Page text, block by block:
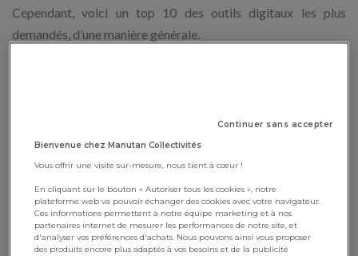
Cependant, voici un top 10 des outils digitaux les plus
demandés, d’une manière générale.
On connait le vidéo projecteur et le tableau blanc interactif
mais voici le représentant de la nouvelle génération des
écrans d’affichage dynamiqueà l’école : l’écran numérique
interactif, ouENI . S’il est particulièrement pertinent pour la
classe, c’est parce qu’il est à la fois une surface d’écriture et un
écran interactif de partage d’information. La
Continuer sans accepter
Bienvenue chez Manutan Collectivités
Vous offrir une visite sur-mesure, nous tient à cœur !
En cliquant sur le bouton « Autoriser tous les cookies », notre
plateforme web va pouvoir échanger des cookies avec votre navigateur.
Ces informations permettent à notre équipe marketing et à nos
partenaires internet de mesurer les performances de notre site, et
d'analyser vos préférences d'achats. Nous pouvons ainsi vous proposer
des produits encore plus adaptés à vos besoins et de la publicité